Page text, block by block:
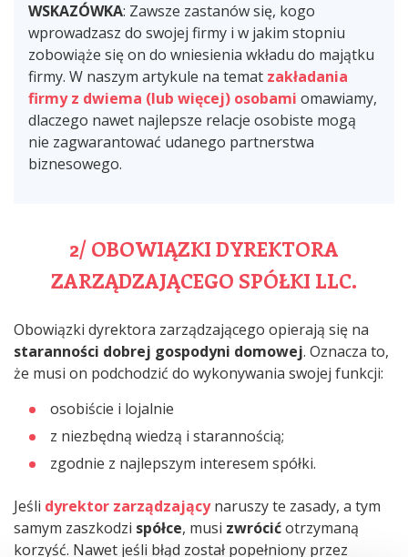
WSKAZÓWKA: Zawsze zastanów się, kogo
wprowadzasz do swojej firmy i w jakim stopniu
zobowiąże się on do wniesienia wkładu do majątku
firmy. W naszym artykule na temat zakładania
firmy z dwiema (lub więcej) osobami omawiamy,
dlaczego nawet najlepsze relacje osobiste mogą
nie zagwarantować udanego partnerstwa
biznesowego.
2/ OBOWIĄZKI DYREKTORA
ZARZĄDZAJĄCEGO SPÓŁKI LLC.
Obowiązki dyrektora zarządzającego opierają się na
staranności dobrej gospodyni domowej. Oznacza to,
że musi on podchodzić do wykonywania swojej funkcji:
osobiście i lojalnie
z niezbędną wiedzą i starannością;
zgodnie z najlepszym interesem spółki.
Jeśli dyrektor zarządzającynaruszy te zasady, a tym
samym zaszkodzi spółce, musi zwrócićotrzymaną
korzyść. Nawet jeśli błąd został popełniony przez